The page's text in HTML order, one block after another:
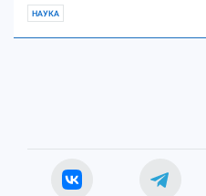
НАУКА